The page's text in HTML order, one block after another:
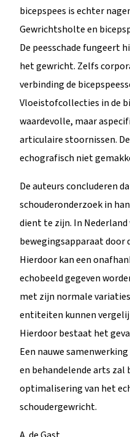
bicepspees is echter
Gewrichtsholte en
De peesschade fungeert
het gewricht. Zelfs
verbinding de
Vloeistofcollecties in de
waardevolle, maar
articulaire stoornissen.
echografisch niet
De auteurs concluderen
schouderonderzoek in
dient te zijn. In
bewegingsapparaat door
Hierdoor kan een
echobeeld gegeven
met zijn normale
entiteiten kunnen
Hierdoor bestaat het
Een nauwe
en behandelende arts zal
optimalisering van het
schoudergewricht.